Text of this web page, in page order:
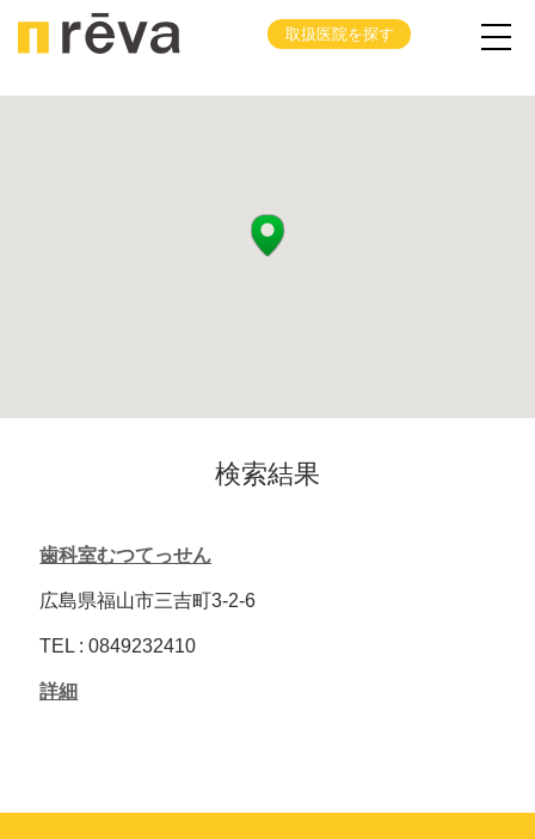
取扱医院を探す
検索結果
歯科室むつてっせん
広島県福山市三吉町3-2-6
TEL : 0849232410
詳細